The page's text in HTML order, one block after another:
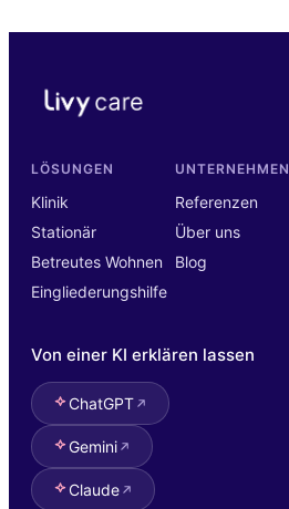
LÖSUNGEN
Klinik
Stationär
Betreutes Wohnen
Eingliederungshilfe
UNTERNEHMEN
Referenzen
Über uns
Blog
Von einer KI erklären lassen
ChatGPT
Gemini
Claude